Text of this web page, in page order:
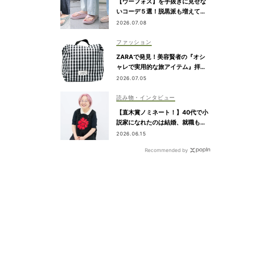
いコーデ５選！脱黒派も増えてま
す
2026.07.08
ファッション
ZARAで発見！美容賢者の『オシ
ャレで実用的な旅アイテム』拝
見！
2026.07.05
読み物・インタビュー
【直木賞ノミネート！】40代で小
説家になれたのは結婚、就職も予
定通りにいかなかったから｜朝倉
2026.06.15
Recommended by